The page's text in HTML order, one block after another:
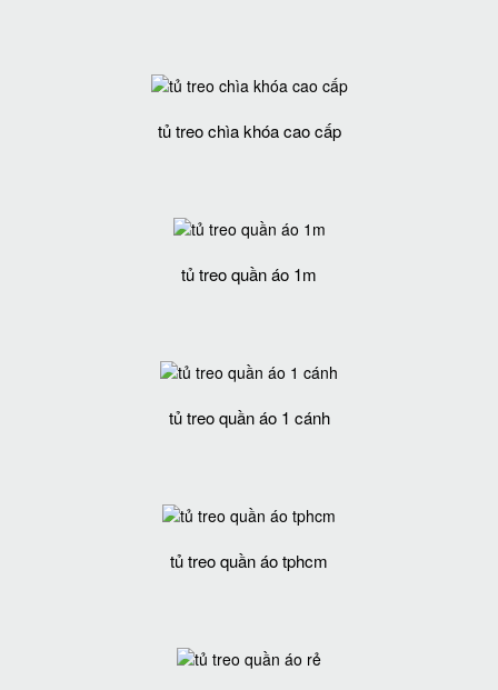
tủ treo chìa khóa cao cấp
tủ treo quần áo 1m
tủ treo quần áo 1 cánh
tủ treo quần áo tphcm